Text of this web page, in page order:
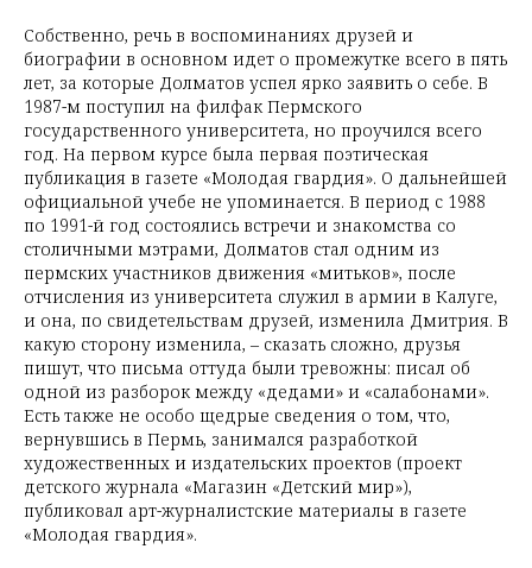
Собственно, речь в воспоминаниях друзей и
биографии в основном идет о промежутке всего в пять
лет, за которые Долматов успел ярко заявить о себе. В
1987-м поступил на филфак Пермского
государственного университета, но проучился всего
год. На первом курсе была первая поэтическая
публикация в газете «Молодая гвардия». О дальнейшей
официальной учебе не упоминается. В период с 1988
по 1991-й год состоялись встречи и знакомства со
столичными мэтрами, Долматов стал одним из
пермских участников движения «митьков», после
отчисления из университета служил в армии в Калуге,
и она, по свидетельствам друзей, изменила Дмитрия. В
какую сторону изменила, – сказать сложно, друзья
пишут, что письма оттуда были тревожны: писал об
одной из разборок между «дедами» и «салабонами».
Есть также не особо щедрые сведения о том, что,
вернувшись в Пермь, занимался разработкой
художественных и издательских проектов (проект
детского журнала «Магазин «Детский мир»),
публиковал арт-журналистские материалы в газете
«Молодая гвардия».